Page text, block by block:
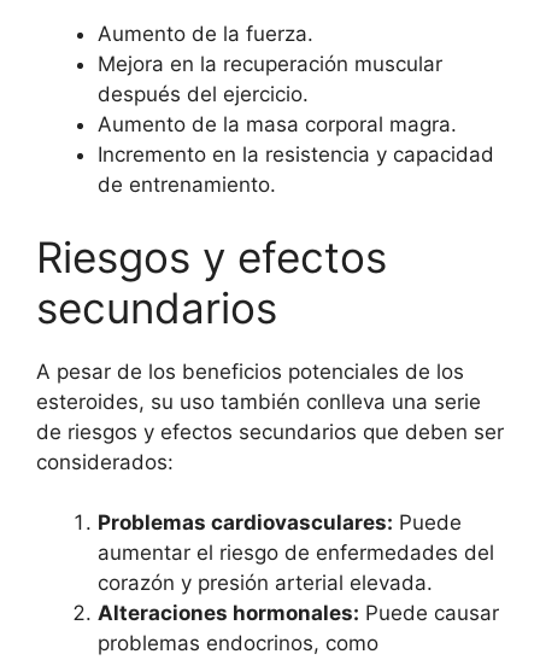
Aumento de la fuerza.
Mejora en la recuperación muscular
después del ejercicio.
Aumento de la masa corporal magra.
Incremento en la resistencia y capacidad
de entrenamiento.
Riesgos y efectos
secundarios
A pesar de los beneficios potenciales de los
esteroides, su uso también conlleva una serie
de riesgos y efectos secundarios que deben ser
considerados:
Problemas cardiovasculares: Puede
aumentar el riesgo de enfermedades del
corazón y presión arterial elevada.
Alteraciones hormonales: Puede causar
problemas endocrinos, como